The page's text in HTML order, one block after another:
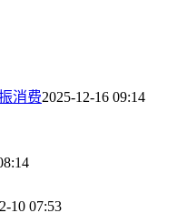
消费2025-12-16 09:14
10 07:53